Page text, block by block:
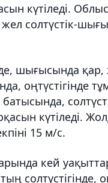
күтіледі.
солтүстік-
шығысында
оңтүстігінде
күтіледі.
15 м/с.
кей
солтүстігінде,